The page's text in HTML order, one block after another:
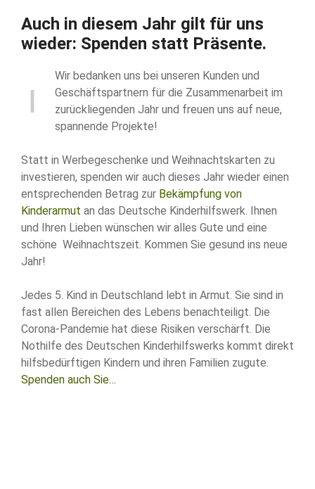
Auch in diesem Jahr gilt für uns
wieder: Spenden statt Präsente.
Wir bedanken uns bei unseren Kunden und
Geschäftspartnern für die Zusammenarbeit im
zurückliegenden Jahr und freuen uns auf neue,
spannende Projekte!
Statt in Werbegeschenke und Weihnachtskarten zu
investieren, spenden wir auch dieses Jahr wieder einen
entsprechenden Betrag zur Bekämpfung von
Kinderarmut an das Deutsche Kinderhilfswerk. Ihnen
und Ihren Lieben wünschen wir alles Gute und eine
schöne Weihnachtszeit. Kommen Sie gesund ins neue
Jahr!
Jedes 5. Kind in Deutschland lebt in Armut. Sie sind in
fast allen Bereichen des Lebens benachteiligt. Die
Corona-Pandemie hat diese Risiken verschärft. Die
Nothilfe des Deutschen Kinderhilfswerks kommt direkt
hilfsbedürftigen Kindern und ihren Familien zugute.
Spenden auch Sie…